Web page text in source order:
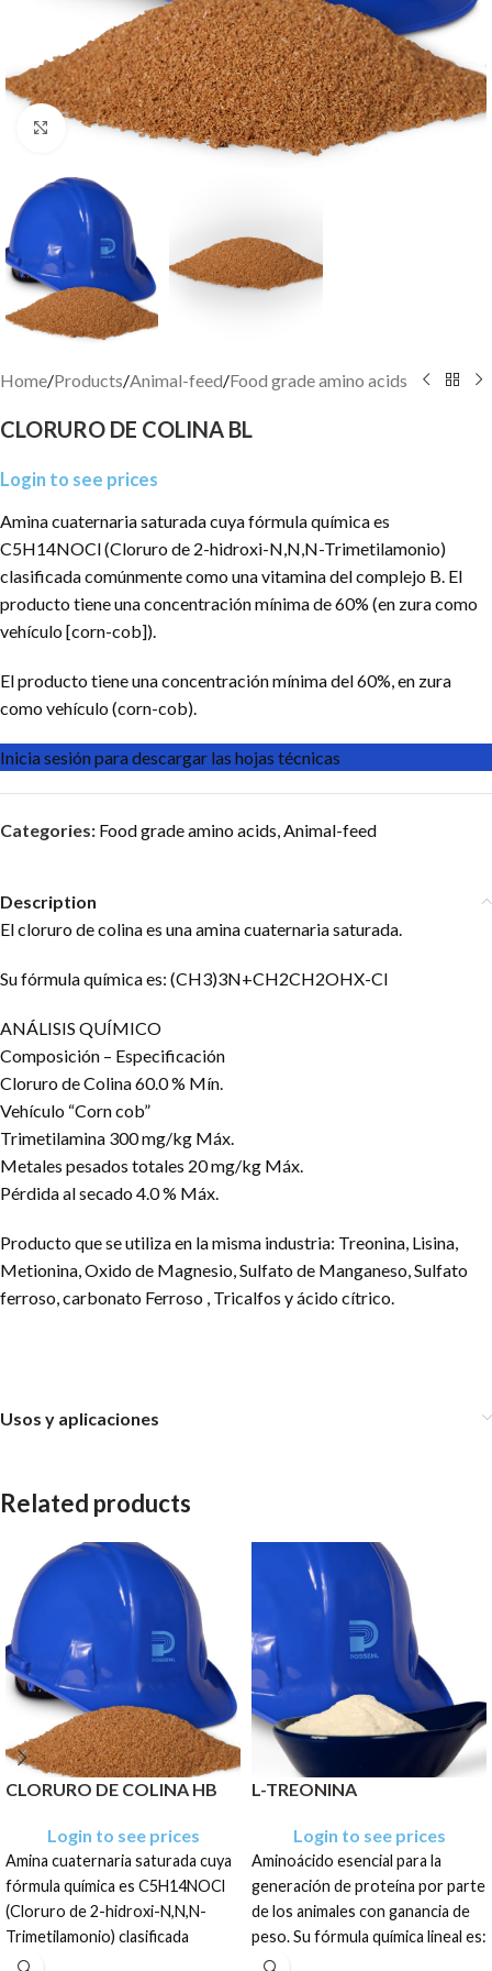
Click to enlarge
Home/Products/Animal-feed/Food grade amino acids
CLORURO DE COLINA BL
Login to see prices
Amina cuaternaria saturada cuya fórmula química es
C5H14NOCl (Cloruro de 2-hidroxi-N,N,N-Trimetilamonio)
clasificada comúnmente como una vitamina del complejo B. El
producto tiene una concentración mínima de 60% (en zura como
vehículo [corn-cob]).
El producto tiene una concentración mínima del 60%, en zura
como vehículo (corn-cob).
Inicia sesión para descargar las hojas técnicas
Categories: Food grade amino acids Animal-feed
Description
El cloruro de colina es una amina cuaternaria saturada.
Su fórmula química es: (CH3)3N+CH2CH2OHX-Cl
ANÁLISIS QUÍMICO
Composición – Especificación
Cloruro de Colina 60.0 % Mín.
Vehículo “Corn cob”
Trimetilamina 300 mg/kg Máx.
Metales pesados totales 20 mg/kg Máx.
Pérdida al secado 4.0 % Máx.
Producto que se utiliza en la misma industria: Treonina, Lisina,
Metionina, Oxido de Magnesio, Sulfato de Manganeso, Sulfato
ferroso, carbonato Ferroso , Tricalfos y ácido cítrico.
Usos y aplicaciones
Related products
CLORURO DE COLINA HB
Login to see prices
Amina cuaternaria saturada cuya
fórmula química es C5H14NOCl
(Cloruro de 2-hidroxi-N,N,N-
Trimetilamonio) clasificada
comúnmente como una vitamina
L-TREONINA
Login to see prices
Aminoácido esencial para la
generación de proteína por parte
de los animales con ganancia de
peso. Su fórmula química lineal es:
CH3CH(NH2)CO2H [ácido